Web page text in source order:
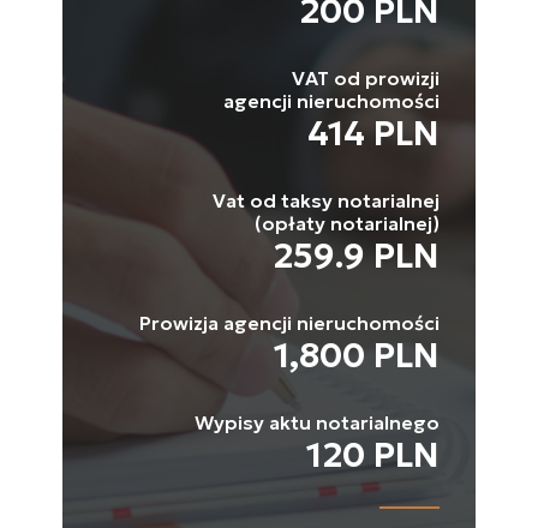
200 PLN
VAT od prowizji
agencji nieruchomości
414 PLN
Vat od taksy notarialnej
(opłaty notarialnej)
259.9 PLN
Prowizja agencji nieruchomości
1,800 PLN
Wypisy aktu notarialnego
120 PLN